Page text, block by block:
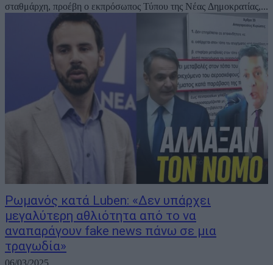
σταθμάρχη, προέβη ο εκπρόσωπος Τύπου της Νέας Δημοκρατίας,...
Ρωμανός κατά Luben: «Δεν υπάρχει
μεγαλύτερη αθλιότητα από το να
αναπαράγουν fake news πάνω σε μια
τραγωδία»
06/03/2025